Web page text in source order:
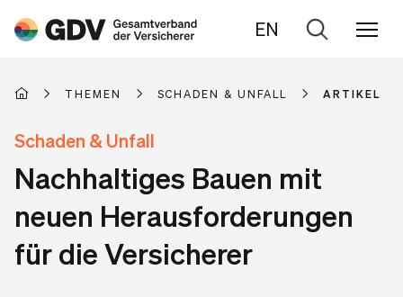
EN
Zur
THEMEN SCHADEN & UNFALL ARTIKEL
Schaden & Unfall
Nachhaltiges Bauen mit
neuen Herausforderungen
für die Versicherer